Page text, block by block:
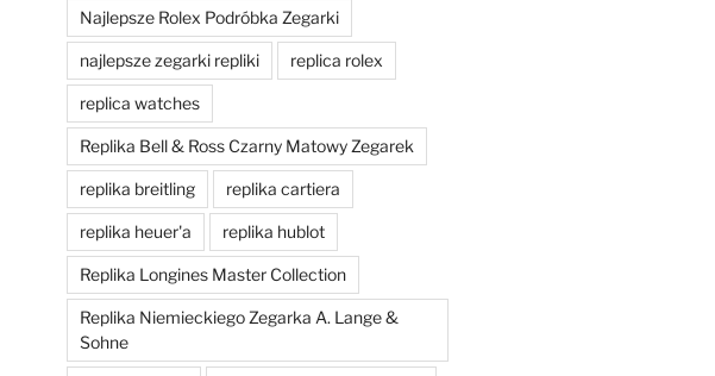
Najlepsze Rolex Podróbka Zegarki
najlepsze zegarki repliki replica rolex
replica watches
Replika Bell & Ross Czarny Matowy Zegarek
replika breitling replika cartiera
replika heuer'a replika hublot
Replika Longines Master Collection
Replika Niemieckiego Zegarka A. Lange &
Sohne